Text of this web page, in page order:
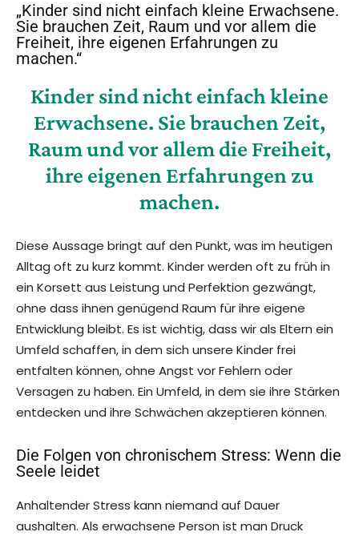
„Kinder sind nicht einfach kleine Erwachsene.
Sie brauchen Zeit, Raum und vor allem die
Freiheit, ihre eigenen Erfahrungen zu
machen.“
Kinder sind nicht einfach kleine
Erwachsene. Sie brauchen Zeit,
Raum und vor allem die Freiheit,
ihre eigenen Erfahrungen zu
machen.
Diese Aussage bringt auf den Punkt, was im heutigen
Alltag oft zu kurz kommt. Kinder werden oft zu früh in
ein Korsett aus Leistung und Perfektion gezwängt,
ohne dass ihnen genügend Raum für ihre eigene
Entwicklung bleibt. Es ist wichtig, dass wir als Eltern ein
Umfeld schaffen, in dem sich unsere Kinder frei
entfalten können, ohne Angst vor Fehlern oder
Versagen zu haben. Ein Umfeld, in dem sie ihre Stärken
entdecken und ihre Schwächen akzeptieren können.
Die Folgen von chronischem Stress: Wenn die
Seele leidet
Anhaltender Stress kann niemand auf Dauer
aushalten. Als erwachsene Person ist man Druck